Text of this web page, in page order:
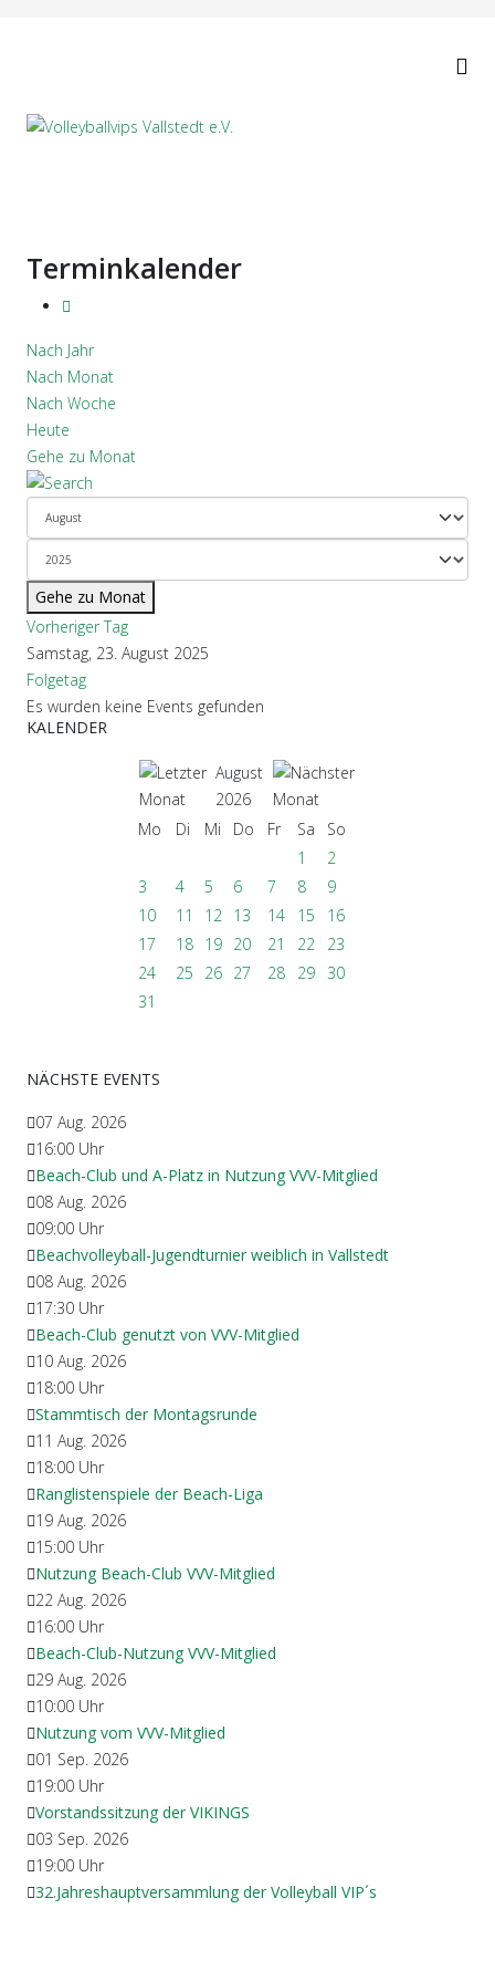
Terminkalender
Nach Jahr
Nach Monat
Nach Woche
Heute
Gehe zu Monat
Gehe zu Monat
Vorheriger Tag
Samstag, 23. August 2025
Folgetag
Es wurden keine Events gefunden
KALENDER
August
2026
Mo
Di Mi Do Fr Sa
So
1
2
3
4 5 6 7 8
9
10
11 12 13 14 15
16
17
18 19 20 21 22
23
24
25 26 27 28 29
30
31
NÄCHSTE EVENTS
07 Aug. 2026
16:00 Uhr
Beach-Club und A-Platz in Nutzung VVV-Mitglied
08 Aug. 2026
09:00 Uhr
Beachvolleyball-Jugendturnier weiblich in Vallstedt
08 Aug. 2026
17:30 Uhr
Beach-Club genutzt von VVV-Mitglied
10 Aug. 2026
18:00 Uhr
Stammtisch der Montagsrunde
11 Aug. 2026
18:00 Uhr
Ranglistenspiele der Beach-Liga
19 Aug. 2026
15:00 Uhr
Nutzung Beach-Club VVV-Mitglied
22 Aug. 2026
16:00 Uhr
Beach-Club-Nutzung VVV-Mitglied
29 Aug. 2026
10:00 Uhr
Nutzung vom VVV-Mitglied
01 Sep. 2026
19:00 Uhr
Vorstandssitzung der VIKINGS
03 Sep. 2026
19:00 Uhr
32.Jahreshauptversammlung der Volleyball VIP´s